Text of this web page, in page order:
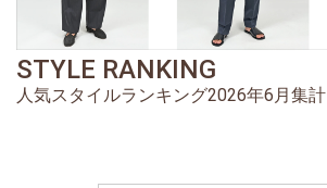
STYLE RANKING
人気スタイルランキング2026年6月集計